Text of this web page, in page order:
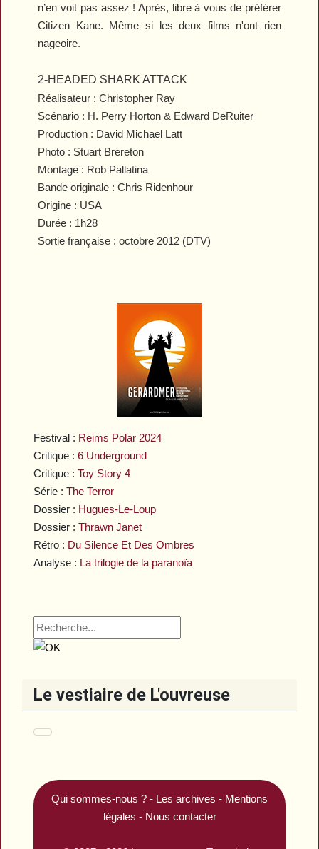
Festival : Reims Polar 2024
Critique :6 Underground
Critique :Toy Story 4
Série :The Terror
Dossier : Hugues-Le-Loup
Dossier :Thrawn Janet
Rétro : Du Silence Et Des Ombres
Analyse : La trilogie de la paranoïa
Le vestiaire de L'ouvreuse
n’en voit pas assez ! Après, libre à vous de préférer
Citizen Kane. Même si les deux films n'ont rien
nageoire.
2-HEADED SHARK ATTACK
Réalisateur : Christopher Ray
Scénario : H. Perry Horton & Edward DeRuiter
Production : David Michael Latt
Photo : Stuart Brereton
Montage : Rob Pallatina
Bande originale : Chris Ridenhour
Origine : USA
Durée : 1h28
Sortie française : octobre 2012 (DTV)
Qui sommes-nous ? - Les archives - Mentions
légales - Nous contacter